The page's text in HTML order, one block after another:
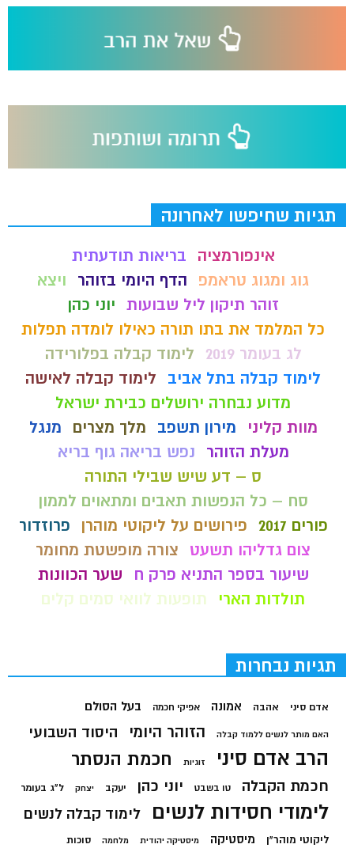
תגיות שחיפשו לאחרונה
אינפורמציה
בריאות תודעתית
גוג ומגוג טראמפ
הדף היומי בזוהר
ויצא
זוהר תיקון ליל שבועות יוני כהן
כל המלמד את בתו תורה כאילו לומדה תפלות
לג בעומר 2019
לימוד קבלה בפלורידה
לימוד קבלה בתל אביב
לימוד קבלה לאישה
מדוע נבחרה ירושלים כבירת ישראל
מוות קליני
מירון תשפב מלך מצרים
מנגל
מעלת הזוהר
נפש בריאה גוף בריא
ס – דע שיש שבילי התורה
סח – כל הנפשות תאבים ומתאוים לממון
פורים 2017
פירושים על ליקוטי מוהרן
פרוזדור
צום גדליהו תשעט
צורה מופשטת מחומר
שיעור בספר התניא פרק ח
שער הכוונות
תולדות הארי
תופעות לוואי סמים קלים
תגיות נבחרות
אדם סיני אהבה אמונה אפיקי חכמה בעל הסולם
האם מותר לנשים ללמוד קבלה הזוהר היומי היסוד השבועי
הרב אדם סיני זוגיות חכמת הנסתר
חכמת הקבלה טו בשבט יוני כהן יעקב יצחק ל"ג בעומר
לימודי חסידות לנשים לימוד קבלה לנשים
ליקוטי מוהר"ן מיסטיקה מיסטיקה יהודית מלחמה סוכות